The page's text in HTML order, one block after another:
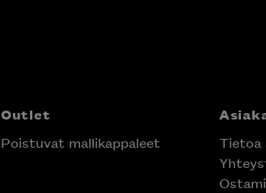
Outlet
Poistuvat mallikappaleet
Tietoa